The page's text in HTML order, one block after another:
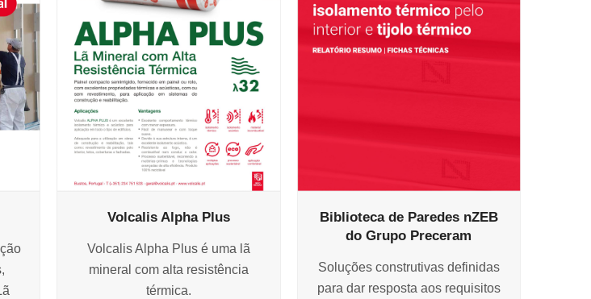
Volcalis Alpha Plus
Volcalis Alpha Plus é uma lã
mineral com alta resistência
térmica.
Biblioteca de Paredes nZEB
do Grupo Preceram
Soluções construtivas definidas
para dar resposta aos requisitos